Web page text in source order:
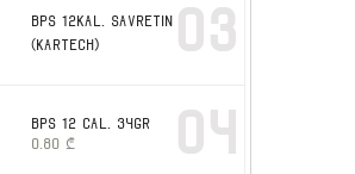
BPS 12kal. SAVRETIN
(KARTECH)
03
BPS 12 cal. 34gr
0.80 ₾ 04